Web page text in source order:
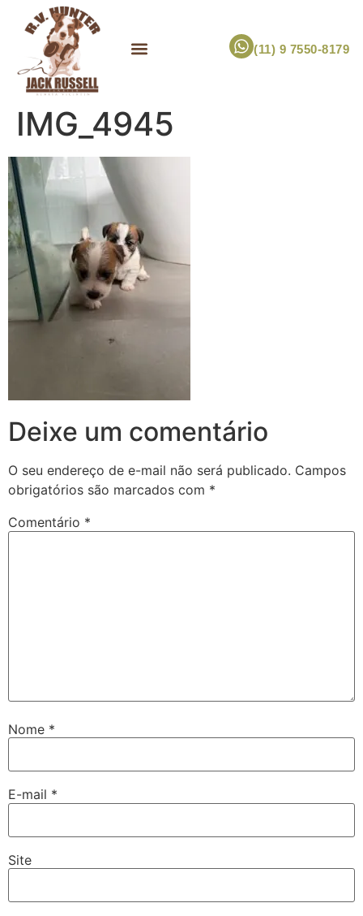
(11) 9 7550-8179
IMG_4945
Deixe um comentário
O seu endereço de e-mail não será publicado. Campos
obrigatórios são marcados com *
Comentário *
Nome *
E-mail *
Site